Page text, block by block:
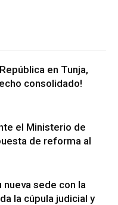
en Tunja,
consolidado!
el Ministerio de
de reforma al
nueva sede con la
la cúpula judicial y